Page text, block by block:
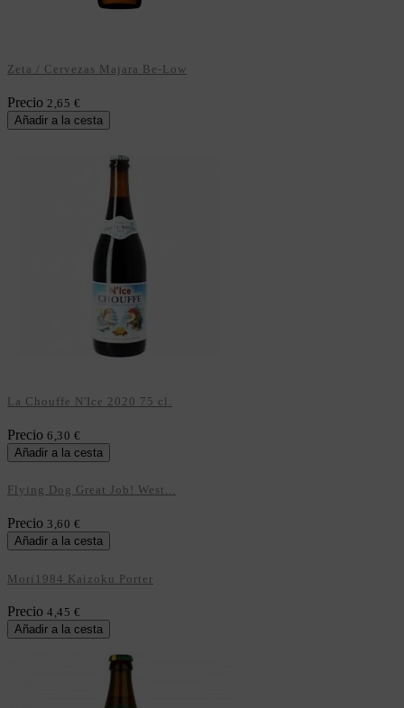
Zeta / Cervezas Majara Be-Low
Precio 2,65 €
Añadir a la cesta
La Chouffe N'Ice 2020 75 cl.
Precio 6,30 €
Añadir a la cesta
Flying Dog Great Job! West...
Precio 3,60 €
Añadir a la cesta
Mori1984 Kaizoku Porter
Precio 4,45 €
Añadir a la cesta